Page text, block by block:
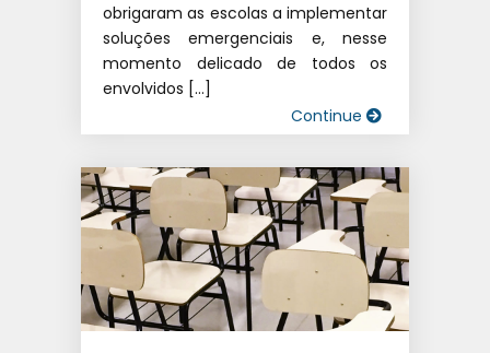
obrigaram as escolas a implementar
soluções emergenciais e, nesse
momento delicado de todos os
envolvidos […]
Continue